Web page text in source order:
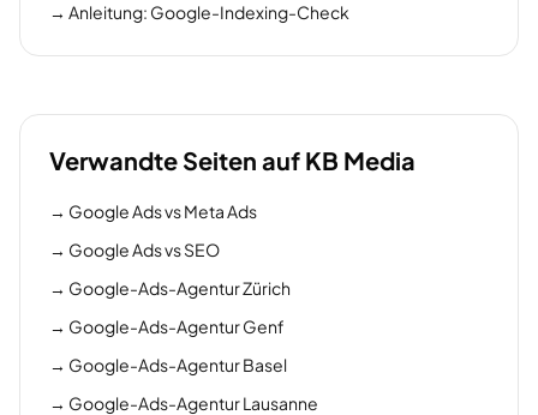
→ Anleitung: Google-Indexing-Check
Verwandte Seiten auf KB Media
→ Google Ads vs Meta Ads
→ Google Ads vs SEO
→ Google-Ads-Agentur Zürich
→ Google-Ads-Agentur Genf
→ Google-Ads-Agentur Basel
→ Google-Ads-Agentur Lausanne